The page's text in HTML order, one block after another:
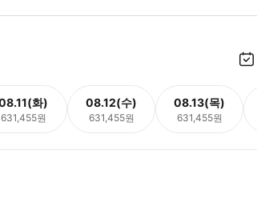
화)
631,455원
08.12(수)
631,455원
08.13(목)
631,455원